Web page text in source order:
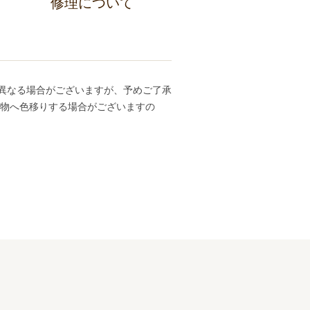
なる場合がございますが、予めご了承
へ色移りする場合がございますの